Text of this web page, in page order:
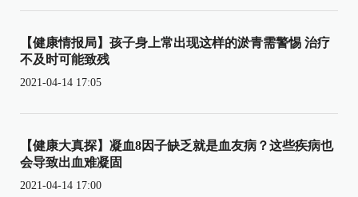
【健康情报局】孩子身上常出现这样的淤青需警惕 治疗
不及时可能致残
2021-04-14 17:05
【健康大真探】凝血8因子缺乏就是血友病？这些疾病也
会导致出血难凝固
2021-04-14 17:00